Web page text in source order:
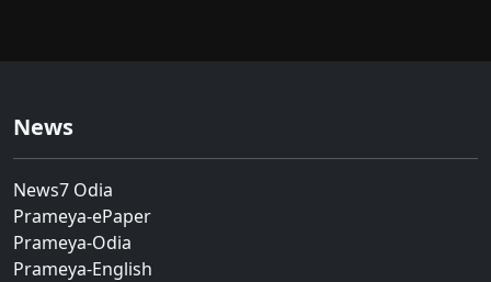
News
News7 Odia
Prameya-ePaper
Prameya-Odia
Prameya-English